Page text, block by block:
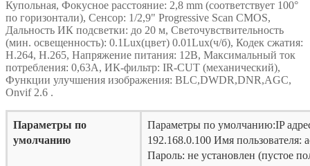
Купольная, Фокусное расстояние: 2,8 mm (соответствует 100°
по горизонтали), Сенсор: 1/2,9" Progressive Scan CMOS,
Дальность ИК подсветки: до 20 м, Светочувствительность
(мин. освещенность): 0.1Lux(цвет) 0.01Lux(ч/б), Кодек сжатия:
H.264, H.265, Напряжение питания: 12В, Максимальный ток
потребления: 0,63А, ИК-фильтр: IR-CUT (механический),
Функции улучшения изображения: BLC,DWDR,DNR,AGC,
Onvif 2.6 .
Параметры по
умолчанию
Параметры по умолчанию:IP
192.168.0.100 Имя пользователя:
Пароль: не установлен (пустое